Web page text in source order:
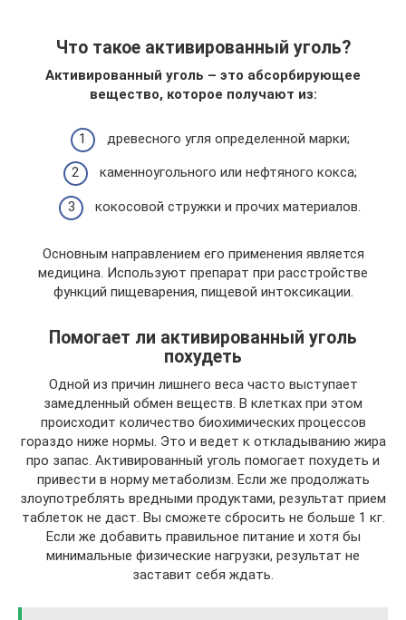
Что такое активированный уголь?
Активированный уголь – это абсорбирующее
вещество, которое получают из:
древесного угля определенной марки;
каменноугольного или нефтяного кокса;
кокосовой стружки и прочих материалов.
Основным направлением его применения является
медицина. Используют препарат при расстройстве
функций пищеварения, пищевой интоксикации.
Помогает ли активированный уголь
похудеть
Одной из причин лишнего веса часто выступает
замедленный обмен веществ. В клетках при этом
происходит количество биохимических процессов
гораздо ниже нормы. Это и ведет к откладыванию жира
про запас. Активированный уголь помогает похудеть и
привести в норму метаболизм. Если же продолжать
злоупотреблять вредными продуктами, результат прием
таблеток не даст. Вы сможете сбросить не больше 1 кг.
Если же добавить правильное питание и хотя бы
минимальные физические нагрузки, результат не
заставит себя ждать.